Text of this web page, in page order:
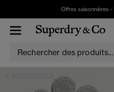
Offres saisonnières -